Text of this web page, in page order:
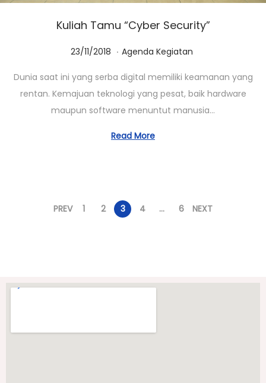
Kuliah Tamu “Cyber Security”
Posted on
23/11/2018
/
1
0
/
0
. Posted in
Agenda Kegiatan
Dunia saat ini yang serba digital memiliki keamanan yang
rentan. Kemajuan teknologi yang pesat, baik hardware
maupun software menuntut manusia…
Read More
PREV 1 2 3 4 … 6 NEXT